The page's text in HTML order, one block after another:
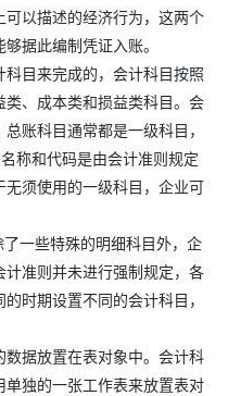
以描述的经济行为，这两个
据此编制凭证入账。
目来完成的，会计科目按照
、成本类和损益类科目。会
账科目通常都是一级科目，
称和代码是由会计准则规定
须使用的一级科目，企业可
一些特殊的明细科目外，企
准则并未进行强制规定，各
时期设置不同的会计科目，
据放置在表对象中。会计科
独的一张工作表来放置表对